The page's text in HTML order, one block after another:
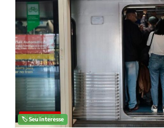
NOTÍCIAS
🏷️ Seu interesse